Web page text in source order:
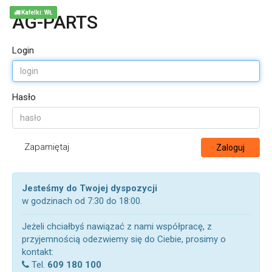
AG-PARTS
Login
Hasło
Zapamiętaj Zaloguj
Jesteśmy do Twojej dyspozycji
w godzinach od 7:30 do 18:00.
Jeżeli chciałbyś nawiązać z nami współpracę, z
przyjemnością odezwiemy się do Ciebie, prosimy o
kontakt:
Tel. 609 180 100
Kafelki: WŁ